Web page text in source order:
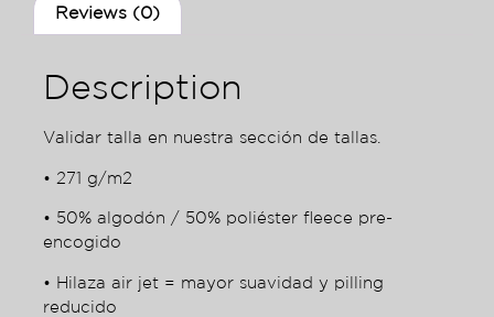
Reviews (0)
Description
Validar talla en nuestra sección de tallas.
• 271 g/m2
• 50% algodón / 50% poliéster fleece pre-
encogido
• Hilaza air jet = mayor suavidad y pilling
reducido